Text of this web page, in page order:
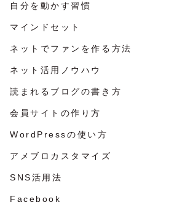
自分を動かす習慣
マインドセット
ネットでファンを作る方法
ネット活用ノウハウ
読まれるブログの書き方
会員サイトの作り方
WordPressの使い方
アメブロカスタマイズ
SNS活用法
Facebook